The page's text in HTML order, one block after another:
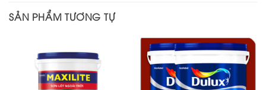
SẢN PHẨM TƯƠNG TỰ